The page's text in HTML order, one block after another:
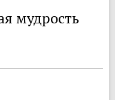
мудрость